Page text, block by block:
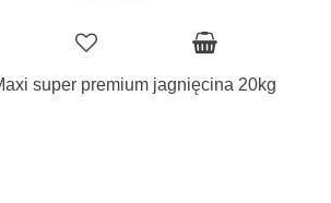
super premium jagnięcina 20kg